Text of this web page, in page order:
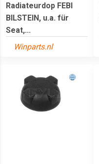
Radiateurdop FEBI
BILSTEIN, u.a. für
Seat,...
Winparts.nl